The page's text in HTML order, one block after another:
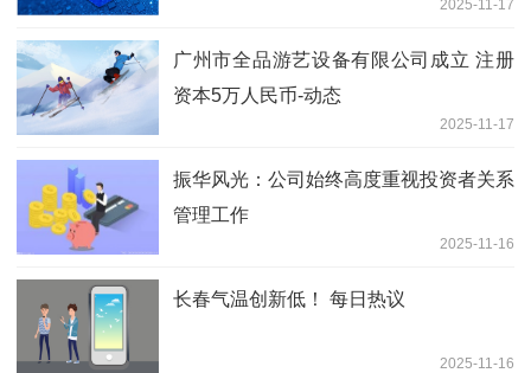
2025-11-17
广州市全品游艺设备有限公司成立 注册
资本5万人民币-动态
2025-11-17
振华风光：公司始终高度重视投资者关系
管理工作
2025-11-16
长春气温创新低！ 每日热议
2025-11-16